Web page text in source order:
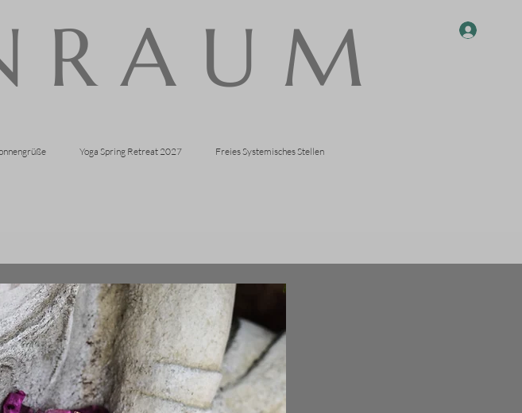
R A U M
Yoga Spring Retreat 2027 Freies Systemisches Stellen